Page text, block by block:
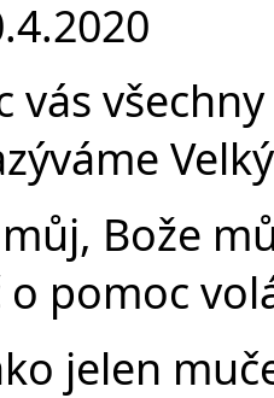
vás
Bože
o pomoc
jelen